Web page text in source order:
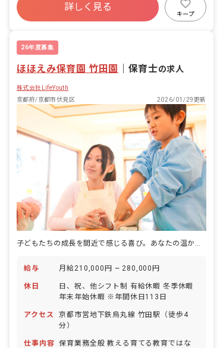
残業少なめ
昇給昇進あり
詳しく見る
キープ
26年度募集
ほほえみ保育園 竹田園 保育士の求人
株式会社LifeYouth
京都府/京都市伏見区
2026/01/29更新
子どもたちの成長を間近で感じる喜び。あなたの温かい心で、未来を育みませんか？
給与 月給210,000円 ~ 280,000円
休日
日、祝、他シフト制 有給休暇 冬季休暇
年末年始休暇 ※年間休日113日
アクセス
京都市営地下鉄烏丸線 竹田駅（徒歩4
分）
仕事内容 保育業務全般 教える育てる教育ではな